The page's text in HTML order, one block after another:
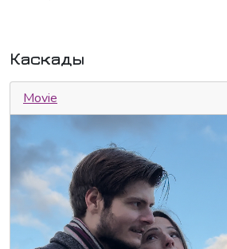
Каскады
Movie